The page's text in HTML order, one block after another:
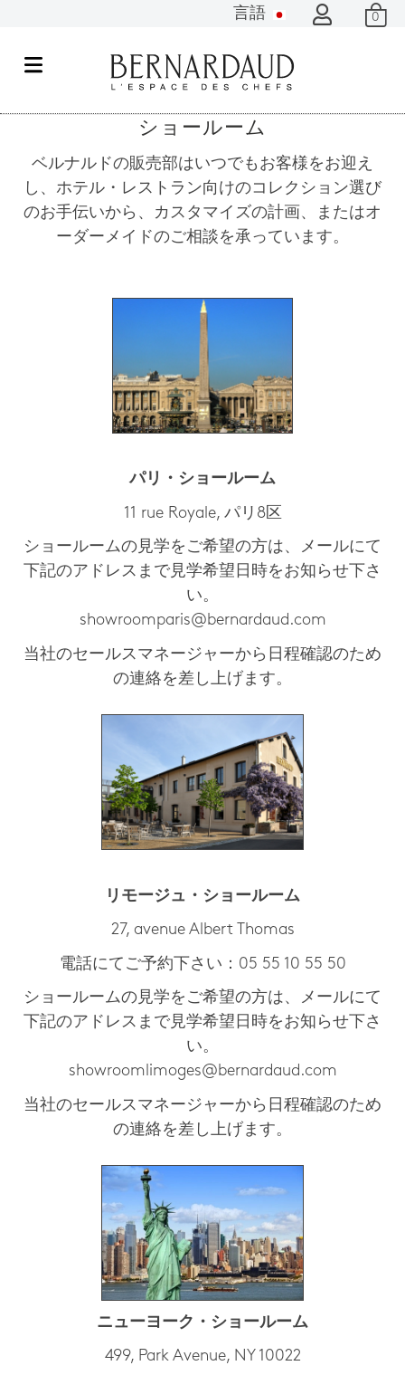
言語 0
メ
ショールーム
ベルナルドの販売部はいつでもお客様をお迎え
し、ホテル・レストラン向けのコレクション選び
のお手伝いから、カスタマイズの計画、またはオ
ーダーメイドのご相談を承っています。
パリ・ショールーム
11 rue Royale, パリ8区
ショールームの見学をご希望の方は、メールにて
下記のアドレスまで見学希望日時をお知らせ下さ
い。
showroomparis@bernardaud.com
当社のセールスマネージャーから日程確認のため
の連絡を差し上げます。
リモージュ・ショールーム
27, avenue Albert Thomas
電話にてご予約下さい：05 55 10 55 50
ショールームの見学をご希望の方は、メールにて
下記のアドレスまで見学希望日時をお知らせ下さ
い。
showroomlimoges@bernardaud.com
当社のセールスマネージャーから日程確認のため
の連絡を差し上げます。
ニューヨーク・ショールーム
499, Park Avenue, NY 10022